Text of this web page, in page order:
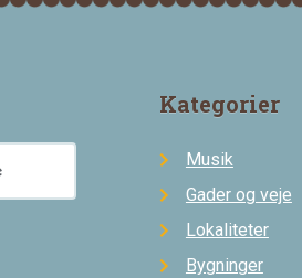
Kategorier
Musik
Gader og veje
Lokaliteter
Bygninger